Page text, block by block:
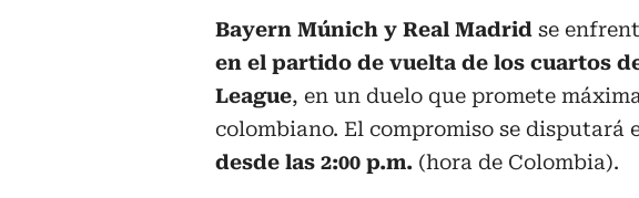
Bayern Múnich y Real Madrid se
en el partido de vuelta de los cuartos
League, en un duelo que promete
colombiano. El compromiso se disputará
desde las 2:00 p.m. (hora de Colombia).